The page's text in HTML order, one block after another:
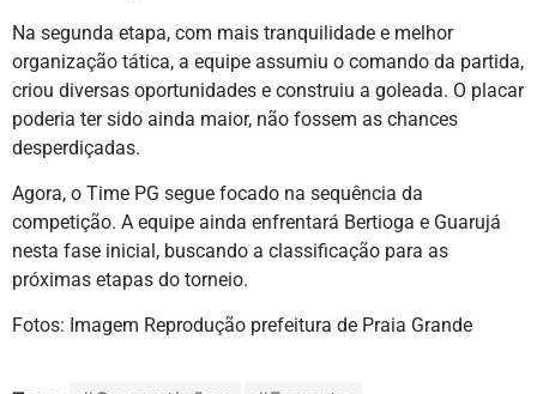
Na segunda etapa, com mais tranquilidade e melhor
organização tática, a equipe assumiu o comando da partida,
criou diversas oportunidades e construiu a goleada. O placar
poderia ter sido ainda maior, não fossem as chances
desperdiçadas.
Agora, o Time PG segue focado na sequência da
competição. A equipe ainda enfrentará Bertioga e Guarujá
nesta fase inicial, buscando a classificação para as
próximas etapas do torneio.
Fotos: Imagem Reprodução prefeitura de Praia Grande